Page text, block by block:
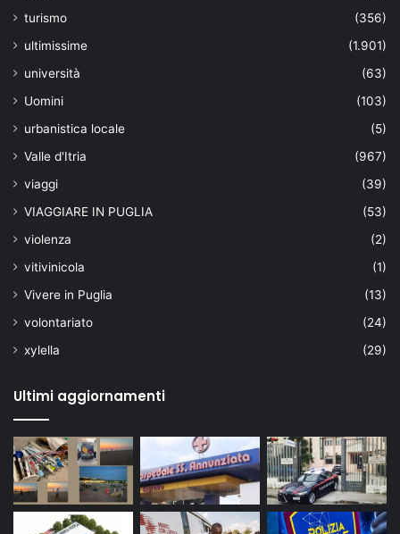
turismo
(356)
ultimissime
(1.901)
università
(63)
Uomini
(103)
urbanistica locale
(5)
Valle d'Itria
(967)
viaggi
(39)
VIAGGIARE IN PUGLIA
(53)
violenza
(2)
vitivinicola
(1)
Vivere in Puglia
(13)
volontariato
(24)
xylella
(29)
Ultimi aggiornamenti